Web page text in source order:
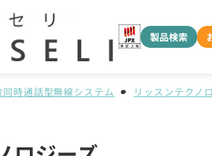
製品検索
同時通話型無線システム リッスンテクノ